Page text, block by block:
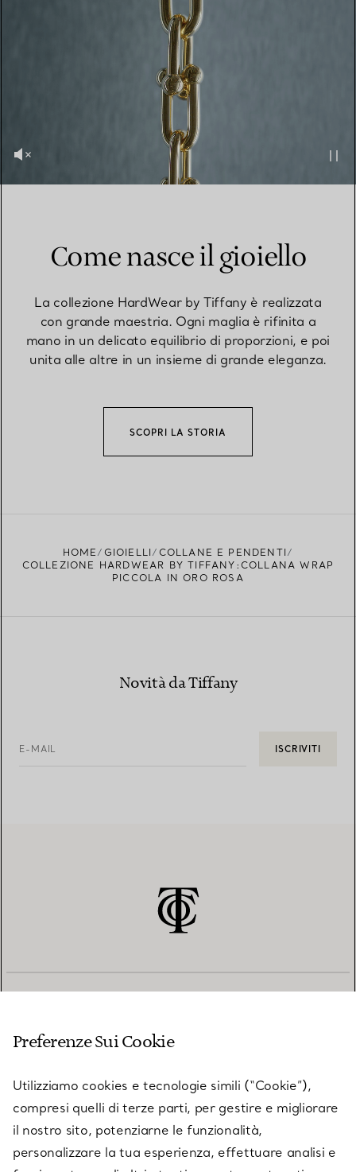
Come nasce il gioiello
La collezione HardWear by Tiffany è realizzata
con grande maestria. Ogni maglia è rifinita a
mano in un delicato equilibrio di proporzioni, e poi
unita alle altre in un insieme di grande eleganza.
SCOPRI LA STORIA
HOME GIOIELLI
COLLANE E PENDENTI
COLLEZIONE HARDWEAR BY TIFFANY:COLLANA WRAP
PICCOLA IN ORO ROSA
Novità da Tiffany
E-MAIL ISCRIVITI
SU TIFFANY & CO.
Preferenze Sui Cookie
Utilizziamo cookies e tecnologie simili (“Cookie”),
compresi quelli di terze parti, per gestire e migliorare
il nostro sito, potenziarne le funzionalità,
personalizzare la tua esperienza, effettuare analisi e